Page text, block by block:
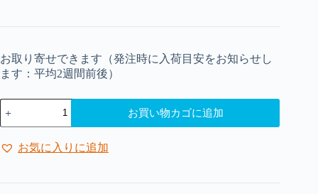
お取り寄せできます（発注時に入荷目安をお知らせし
ます：平均2週間前後）
ス
ト
ン
フ
Stonfo
お買い物カゴに追加
お気に入りに追加